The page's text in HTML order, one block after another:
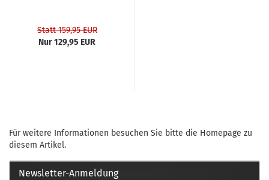
Statt 159,95 EUR
Nur 129,95 EUR
Für weitere Informationen besuchen Sie bitte die Homepage zu
diesem Artikel.
Newsletter-Anmeldung